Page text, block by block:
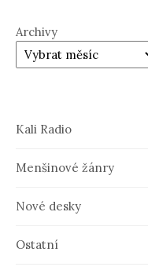
Archivy
Kali Radio
Menšinové žánry
Nové desky
Ostatní